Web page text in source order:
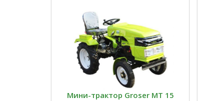
Мини-трактор Groser MT 15